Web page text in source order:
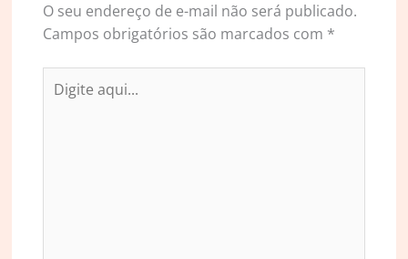
O seu endereço de e-mail não será publicado.
Campos obrigatórios são marcados com *
aqui...